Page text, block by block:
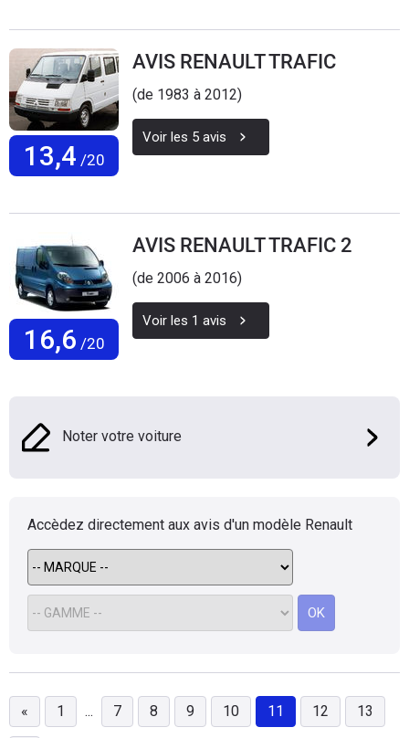
13,4 /20
AVIS RENAULT TRAFIC
(de 1983 à 2012)
Voir les 5 avis
16,6 /20
AVIS RENAULT TRAFIC 2
(de 2006 à 2016)
Voir les 1 avis
Noter votre voiture
Accèdez directement aux avis d'un modèle Renault
OK
« 1 ... 7 8 9 10 11 12 13